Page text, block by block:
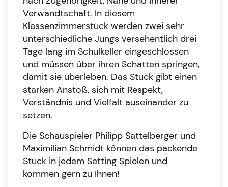
Verwandtschaft. In diesem
Klassenzimmerstück werden zwei sehr
unterschiedliche Jungs versehentlich drei
Tage lang im Schulkeller eingeschlossen
und müssen über ihren Schatten springen,
damit sie überleben. Das Stück gibt einen
starken Anstoß, sich mit Respekt,
Verständnis und Vielfalt auseinander zu
setzen.
Die Schauspieler Philipp Sattelberger und
Maximilian Schmidt können das packende
Stück in jedem Setting Spielen und
kommen gern zu Ihnen!